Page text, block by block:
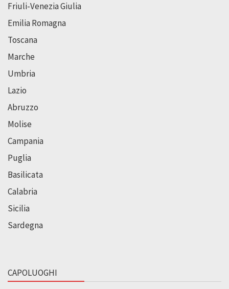
Friuli-Venezia Giulia
Emilia Romagna
Toscana
Marche
Umbria
Lazio
Abruzzo
Molise
Campania
Puglia
Basilicata
Calabria
Sicilia
Sardegna
CAPOLUOGHI